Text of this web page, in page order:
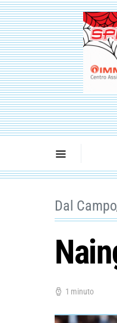
Dal Campo
1 minuto